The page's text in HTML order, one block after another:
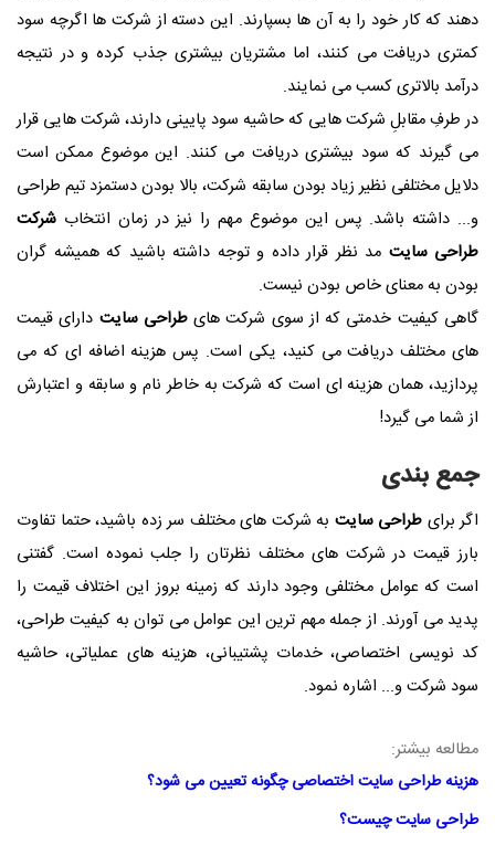
دهند که کار خود را به آن ها بسپارند. این دسته از شرکت ها اگرچه سود
کمتری دریافت می کنند، اما مشتریان بیشتری جذب کرده و در نتیجه
درآمد بالاتری کسب می نمایند.
در طرفِ مقابلِ شرکت هایی که حاشیه سود پایینی دارند، شرکت هایی قرار
می گیرند که سود بیشتری دریافت می کنند. این موضوع ممکن است
دلایل مختلفی نظیر زیاد بودن سابقه شرکت، بالا بودن دستمزد تیم طراحی
و... داشته باشد. پس این موضوع مهم را نیز در زمان انتخاب شرکت
طراحی سایت مد نظر قرار داده و توجه داشته باشید که همیشه گران
بودن به معنای خاص بودن نیست.
گاهی کیفیت خدمتی که از سوی شرکت هایطراحی سایت دارای قیمت
های مختلف دریافت می کنید، یکی است. پس هزینه اضافه ای که می
پردازید، همان هزینه ای است که شرکت به خاطر نام و سابقه و اعتبارش
از شما می گیرد!
جمع بندی
اگر برای طراحی سایت به شرکت های مختلف سر زده باشید، حتما تفاوت
بارز قیمت در شرکت های مختلف نظرتان را جلب نموده است. گفتنی
است که عوامل مختلفی وجود دارند که زمینه بروز این اختلاف قیمت را
پدید می آورند. از جمله مهم ترین این عوامل می توان به کیفیت طراحی،
کد نویسی اختصاصی، خدمات پشتیبانی، هزینه های عملیاتی، حاشیه
سود شرکت و... اشاره نمود.
مطالعه بیشتر:
هزینه طراحی سایت اختصاصی چگونه تعیین می شود؟
طراحی سایت چیست؟